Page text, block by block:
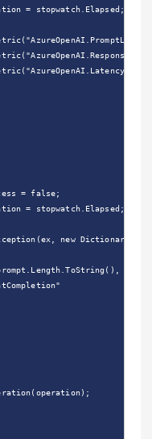
= stopwatch.Elapsed;
= false;
= stopwatch.Elapsed;
new